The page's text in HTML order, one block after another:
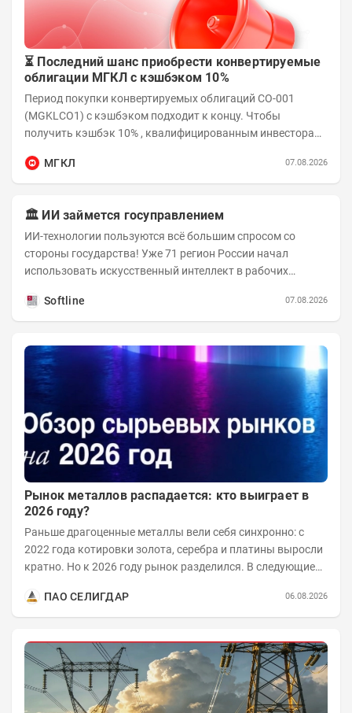
⏳ Последний шанс приобрести конвертируемые
облигации МГКЛ с кэшбэком 10%
Период покупки конвертируемых облигаций СО-001
(MGKLCO1) с кэшбэком подходит к концу. Чтобы
получить кэшбэк 10% , квалифицированным инвесторам
МГКЛ
07.08.2026
🏛️ ИИ займется госуправлением
ИИ-технологии пользуются всё большим спросом со
стороны государства! Уже 71 регион России начал
использовать искусственный интеллект в рабочих
Softline
07.08.2026
Рынок металлов распадается: кто выиграет в
2026 году?
Раньше драгоценные металлы вели себя синхронно: с
2022 года котировки золота, серебра и платины выросли
кратно. Но к 2026 году рынок разделился. В следующие
ПАО СЕЛИГДАР
06.08.2026